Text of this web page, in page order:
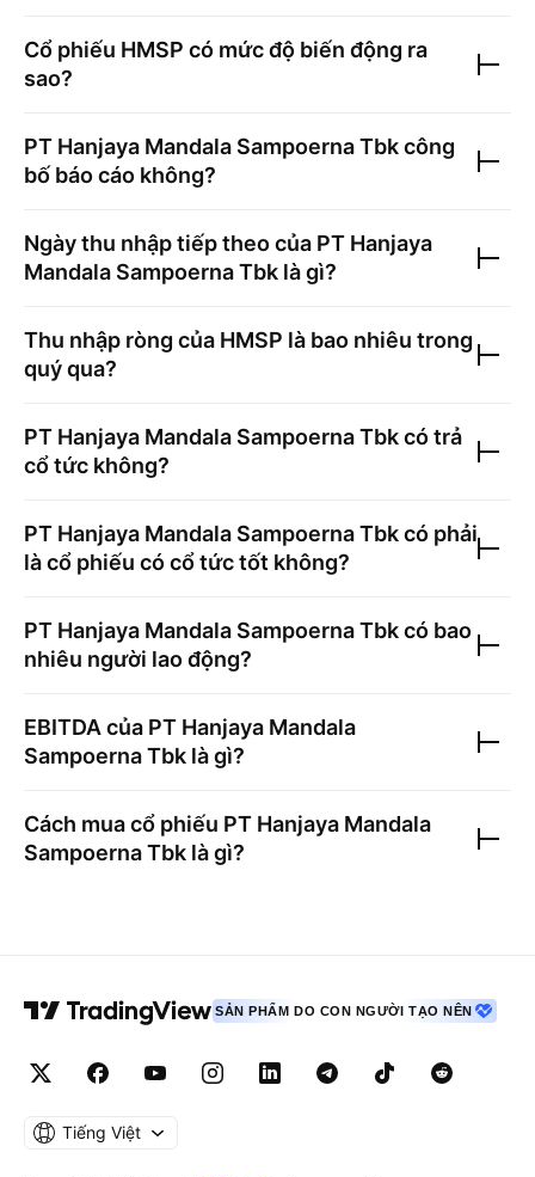
Cổ phiếu HMSP có mức độ biến động ra
sao?
PT Hanjaya Mandala Sampoerna Tbkcông
bố báo cáo không?
Ngày thu nhập tiếp theo của PT Hanjaya
Mandala Sampoerna Tbk là gì?
Thu nhập ròng của HMSP là bao nhiêu trong
quý qua?
PT Hanjaya Mandala Sampoerna Tbkcó trả
cổ tức không?
PT Hanjaya Mandala Sampoerna Tbkcó phải
là cổ phiếu có cổ tức tốt không?
PT Hanjaya Mandala Sampoerna Tbkcó bao
nhiêu người lao động?
EBITDA của PT Hanjaya Mandala
Sampoerna Tbk là gì?
Cách mua cổ phiếu PT Hanjaya Mandala
Sampoerna Tbk là gì?
SẢN PHẨM DO CON NGƯỜI TẠO NÊN
Tiếng Việt